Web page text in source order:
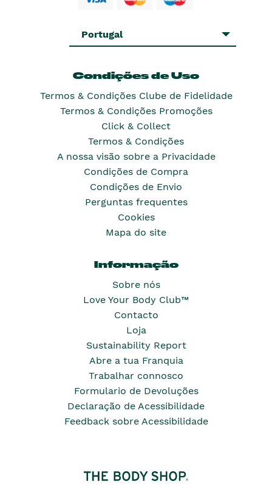
Portugal
Condições de Uso
Termos & Condições Clube de Fidelidade
Termos & Condições Promoções
Click & Collect
Termos & Condições
A nossa visão sobre a Privacidade
Condições de Compra
Condições de Envio
Perguntas frequentes
Cookies
Mapa do site
Informação
Sobre nós
Love Your Body Club™
Contacto
Loja
Sustainability Report
Abre a tua Franquia
Trabalhar connosco
Formulario de Devoluções
Declaração de Acessibilidade
Feedback sobre Acessibilidade